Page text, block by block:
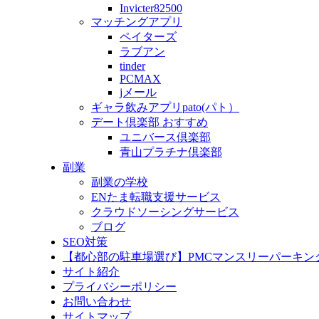
Invicter82500
マッチングアプリ
ペイターズ
ラブアン
tinder
PCMAX
jメール
ギャラ飲みアプリpato(パト）
デート倶楽部 おすすめ
ユニバース倶楽部
青山プラチナ倶楽部
副業
副業の学校
ENたま転職支援サービス
クラウドソーシングサービス
ブログ
SEO対策
【都心部の駐車場選び】PMCマンスリーパーキン
サイト紹介
プライバシーポリシー
お問い合わせ
サイトマップ